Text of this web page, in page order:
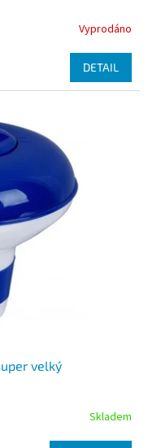
Vyprodáno
DETAIL
velký
Skladem